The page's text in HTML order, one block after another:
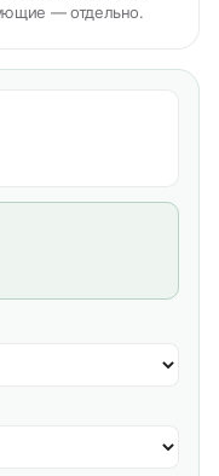
— отдельно.